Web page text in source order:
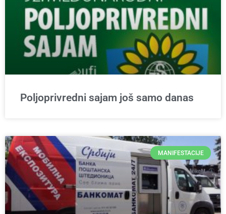
Poljoprivredni sajam još samo danas
MANIFESTACIJE